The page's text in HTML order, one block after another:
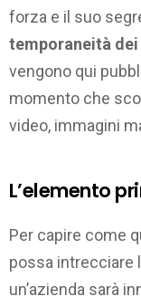
forza e il suo
temporaneità
vengono qui
momento che
video, immagini
L’elemento
Per capire come
possa intrecciare
un’azienda sarà